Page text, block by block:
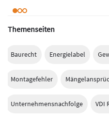
Themenseiten
Baurecht Energielabel
Montagefehler
Unternehmensnachfolge VDI